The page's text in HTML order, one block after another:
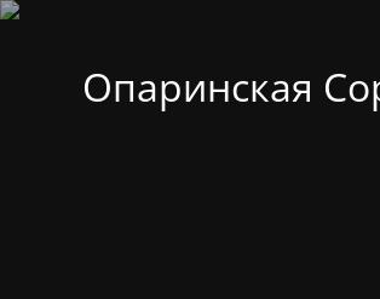
Опаринская